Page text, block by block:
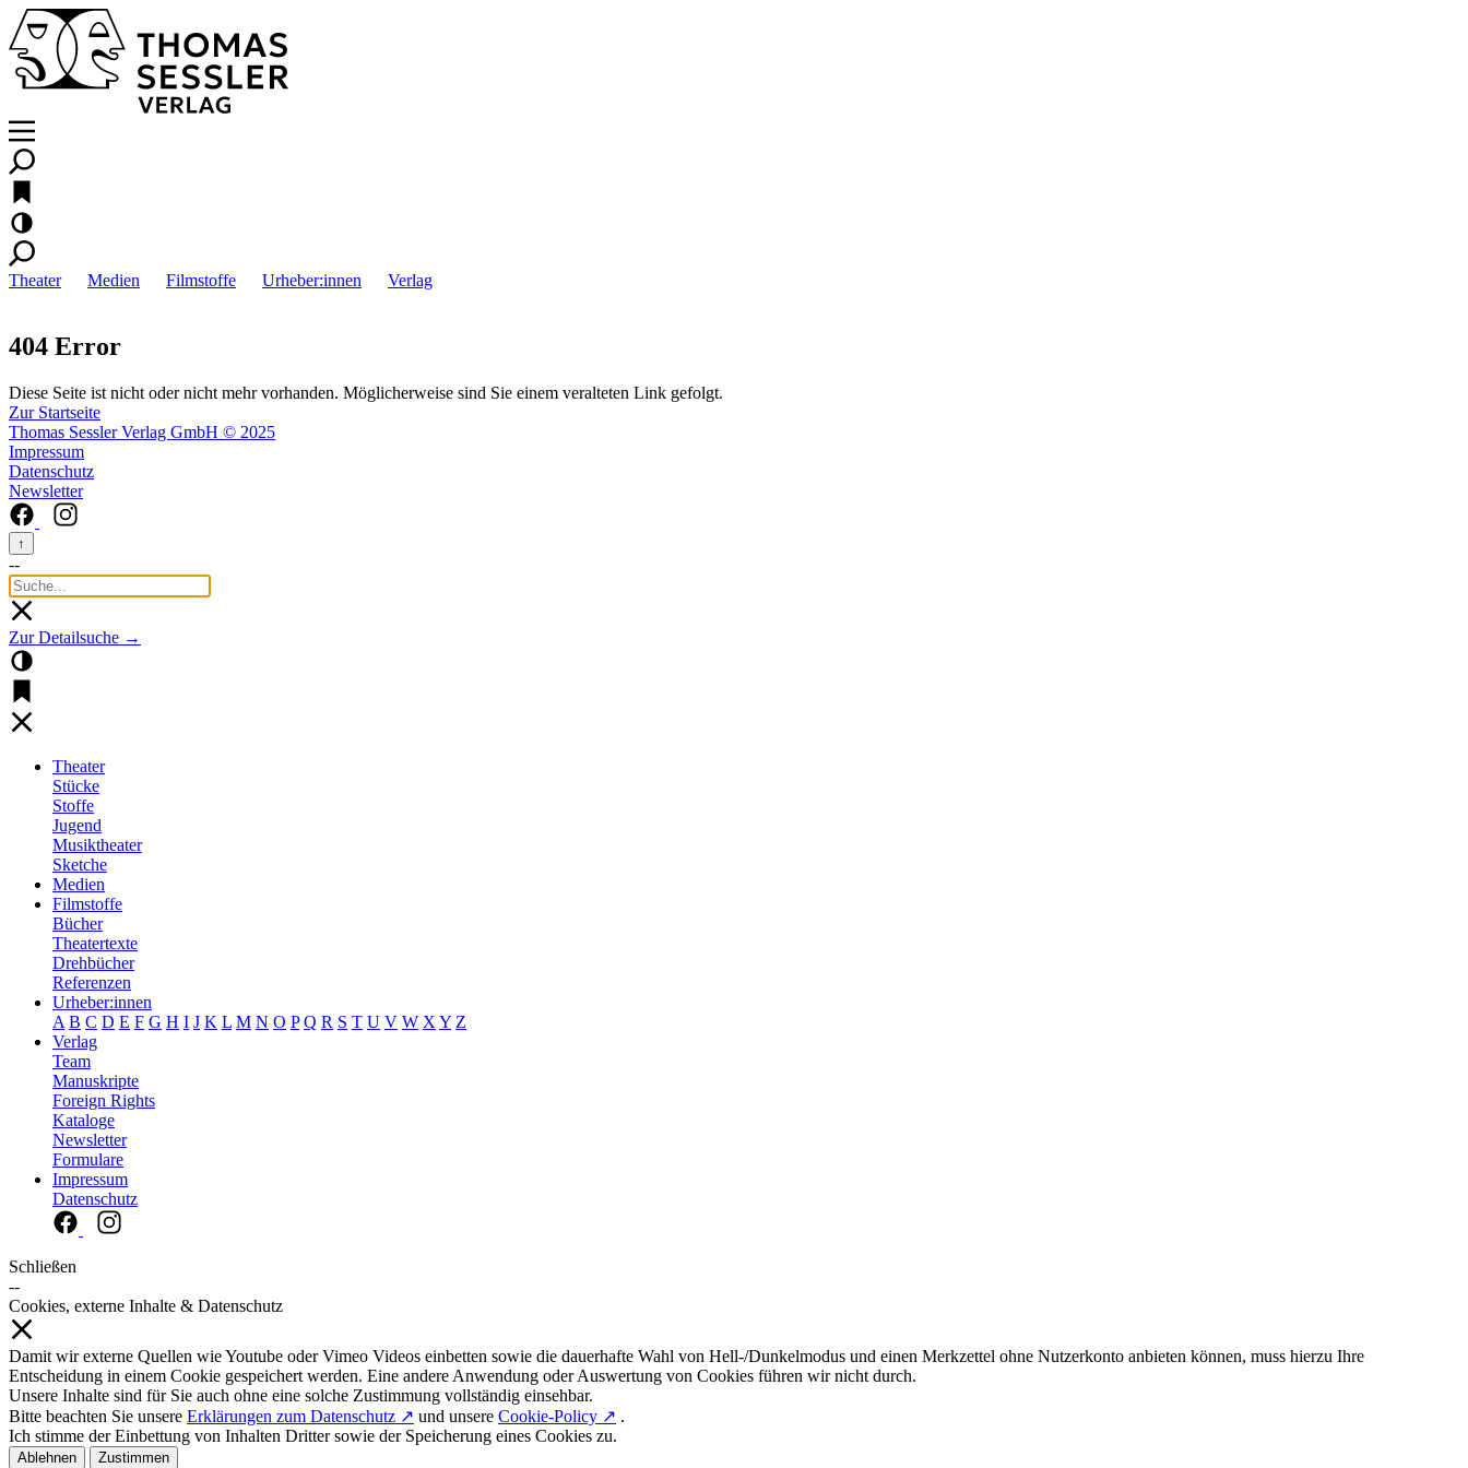
Theater Medien Filmstoffe Urheber:innen Verlag
404 Error
Diese Seite ist nicht oder nicht mehr vorhanden. Möglicherweise sind Sie einem veralteten Link gefolgt.
Zur Startseite
Thomas Sessler Verlag GmbH © 2025
Impressum
Datenschutz
Newsletter
↑
--
Zur Detailsuche →
Theater
Stücke
Stoffe
Jugend
Musiktheater
Sketche
Medien
Filmstoffe
Bücher
Theatertexte
Drehbücher
Referenzen
Urheber:innen
A B C D E F G H I J K L M N O P Q R S T U V W X Y Z
Verlag
Team
Manuskripte
Foreign Rights
Kataloge
Newsletter
Formulare
Impressum
Datenschutz
Schließen
--
Cookies, externe Inhalte & Datenschutz
Damit wir externe Quellen wie Youtube oder Vimeo Videos einbetten sowie die dauerhafte Wahl von Hell-/Dunkelmodus und einen Merkzettel ohne Nutzerkonto anbieten können, muss hierzu Ihre
Entscheidung in einem Cookie gespeichert werden. Eine andere Anwendung oder Auswertung von Cookies führen wir nicht durch.
Unsere Inhalte sind für Sie auch ohne eine solche Zustimmung vollständig einsehbar.
Bitte beachten Sie unsere Erklärungen zum Datenschutz ↗ und unsere Cookie-Policy ↗ .
Ich stimme der Einbettung von Inhalten Dritter sowie der Speicherung eines Cookies zu.
Ablehnen Zustimmen